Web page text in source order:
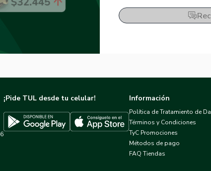
¡Pide TUL desde tu celular!
Descargar TUL en Google PlayDescargar TUL en App Store
Información
Política de Tratamiento de
Términos y Condiciones
TyC Promociones
Métodos de pago
FAQ Tiendas